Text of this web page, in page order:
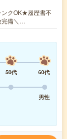
クOK★履歴書不
完備＼…
50代
60代
男性